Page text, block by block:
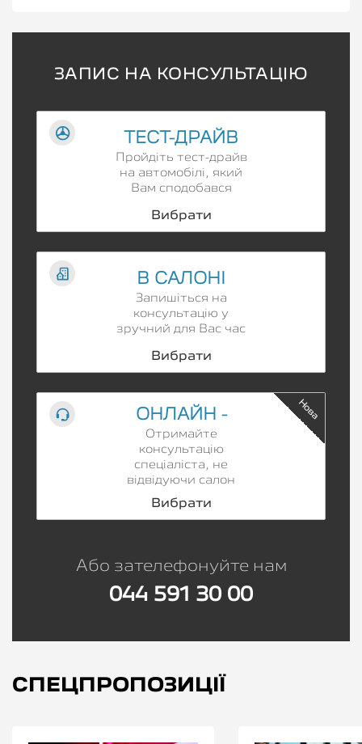
ЗАПИС НА КОНСУЛЬТАЦІЮ
ТЕСТ-ДРАЙВ
Пройдіть тест-драйв
на автомобілі, який
Вам сподобався
Вибрати
В САЛОНІ
Запишіться на
консультацію у
зручний для Вас час
Вибрати
ОНЛАЙН -
Отримайте
консультацію
спеціаліста, не
відвідуючи салон
Вибрати
Нова
Або зателефонуйте нам
044 591 30 00
СПЕЦПРОПОЗИЦІЇ